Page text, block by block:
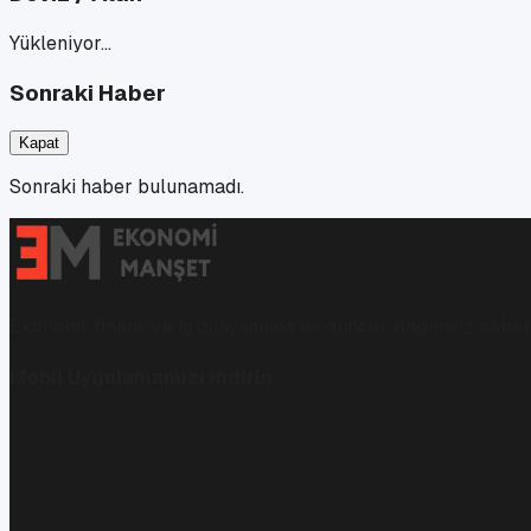
Yükleniyor…
Sonraki Haber
Kapat
Sonraki haber bulunamadı.